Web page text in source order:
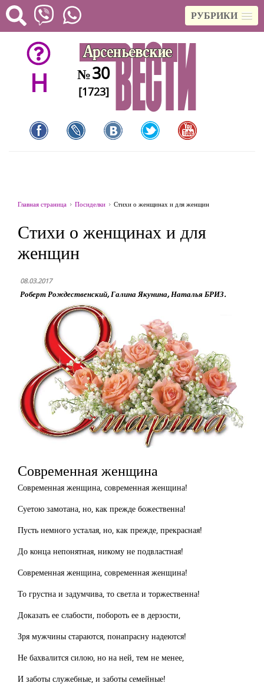
РУБРИКИ
H №30
[1723]
Главная страница Посиделки Стихи о женщинах и для женщин
Стихи о женщинах и для
женщин
08.03.2017
Роберт Рождественский, Галина Якунина, Наталья БРИЗ.
Современная женщина
Современная женщина, современная женщина!
Суетою замотана, но, как прежде божественна!
Пусть немного усталая, но, как прежде, прекрасная!
До конца непонятная, никому не подвластная!
Современная женщина, современная женщина!
То грустна и задумчива, то светла и торжественна!
Доказать ее слабости, побороть ее в дерзости,
Зря мужчины стараются, понапрасну надеются!
Не бахвалится силою, но на ней, тем не менее,
И заботы служебные, и заботы семейные!